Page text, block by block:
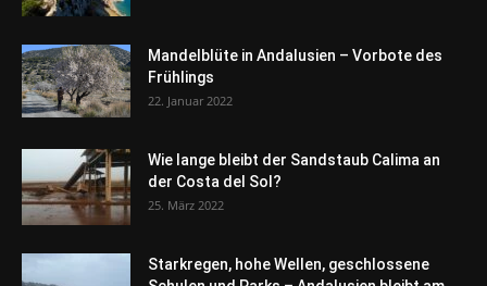
Mandelblüte in Andalusien – Vorbote des
Frühlings
22. Januar 2022
Wie lange bleibt der Sandstaub Calima an
der Costa del Sol?
25. März 2022
Starkregen, hohe Wellen, geschlossene